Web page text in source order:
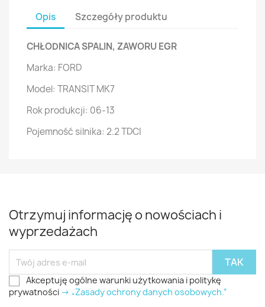
Opis Szczegóły produktu
CHŁODNICA SPALIN, ZAWORU EGR
Marka: FORD
Model: TRANSIT MK7
Rok produkcji: 06-13
Pojemność silnika: 2.2 TDCI
Otrzymuj informację o nowościach i
wyprzedażach
Akceptuję ogólne warunki użytkowania i politykę
prywatności -> „Zasady ochrony danych osobowych.”